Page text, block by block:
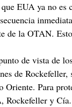
EUA ya no
de la OTAN.
de vista de
de
Para
Rockefeller y